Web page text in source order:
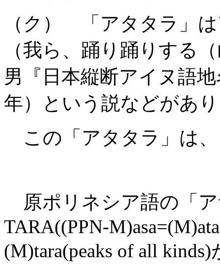
（ク） 「アタタラ」
（我ら、踊り踊りする
男『日本縦断アイヌ語
年）という説などがあ
この「アタタラ」は、
原ポリネシア語の「
TARA((PPN-
(M)tara(peaks of all kinds)